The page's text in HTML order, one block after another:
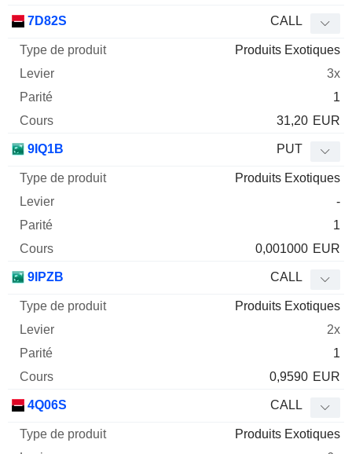
7D82S CALL
Produits Exotiques
3x
1
31,20 EUR
9IQ1B PUT
Produits Exotiques
-
1
0,001000 EUR
9IPZB CALL
Produits Exotiques
2x
1
0,9590 EUR
4Q06S CALL
Produits Exotiques